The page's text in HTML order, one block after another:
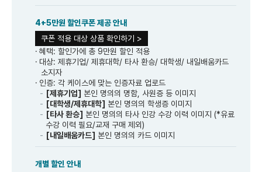
4+5만원 할인쿠폰 제공 안내
쿠폰 적용 대상 상품 확인하기 >
혜택: 할인가에 총 9만원 할인 적용
대상: 제휴기업/ 제휴대학/ 타사 환승/ 대학생/ 내일배움카드
소지자
인증: 각 케이스에 맞는 인증자료 업로드
[제휴기업] 본인 명의의 명함, 사원증 등 이미지
[대학생/제휴대학] 본인 명의의 학생증 이미지
[타사 환승] 본인 명의의 타사 인강 수강 이력 이미지 (*유료
수강 이력 필요/교재 구매 제외)
[내일배움카드] 본인 명의의 카드 이미지
개별 할인 안내